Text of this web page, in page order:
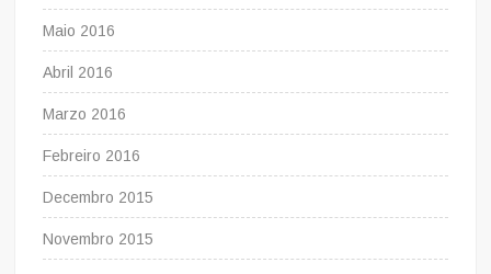
Maio 2016
Abril 2016
Marzo 2016
Febreiro 2016
Decembro 2015
Novembro 2015